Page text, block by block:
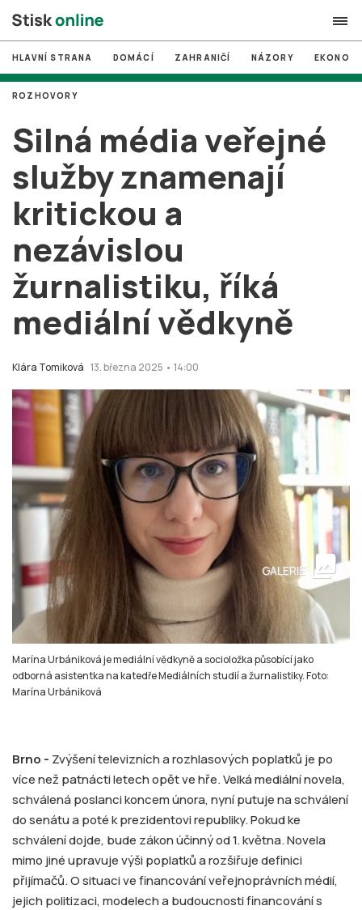
search
# MUNI
# Brno
# volby
login PŘIHLÁSIT SE
Zapomněli jste heslo?
HLAVNÍ STRANA DOMÁCÍ ZAHRANIČÍ NÁZORY
Silná média veřejné
služby znamenají
kritickou a
nezávislou
žurnalistiku, říká
mediální vědkyně
Klára Tomiková 13. března 2025 • 14:00
ROZHOVORY
Marína Urbániková je mediální vědkyně a socioložka působící jako
odborná asistentka na katedře Mediálních studií a žurnalistiky. Foto:
Marína Urbániková
GALERIE collections
Brno - Zvýšení televizních a rozhlasových poplatků je po
více než patnácti letech opět ve hře. Velká mediální novela,
schválená poslanci koncem února, nyní putuje na schválení
do senátu a poté k prezidentovi republiky. Pokud ke
schválení dojde, bude zákon účinný od 1. května. Novela
mimo jiné upravuje výši poplatků a rozšiřuje definici
přijímačů. O situaci ve financování veřejnoprávních médií,
jejich politizaci, modelech a budoucnosti financování s